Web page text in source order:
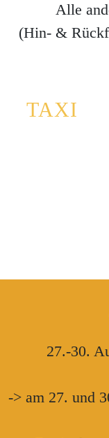
Alle
(Hin- &
TAXI
27.-30.
-> am 27. und